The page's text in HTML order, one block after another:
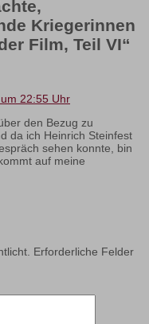
Kriegerinnen
Film, Teil VI“
22:55 Uhr
den Bezug zu
da ich Heinrich Steinfest
sehen konnte, bin
auf meine
Erforderliche Felder